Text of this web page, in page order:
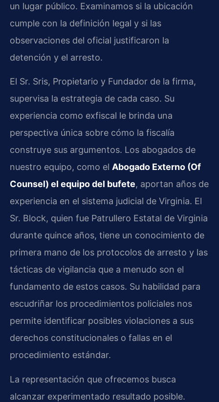
un lugar público. Examinamos si la ubicación
cumple con la definición legal y si las
observaciones del oficial justificaron la
detención y el arresto.
El Sr. Sris, Propietario y Fundador de la firma,
supervisa la estrategia de cada caso. Su
experiencia como exfiscal le brinda una
perspectiva única sobre cómo la fiscalía
construye sus argumentos. Los abogados de
nuestro equipo, como el Abogado Externo (Of
Counsel) el equipo del bufete, aportan años de
experiencia en el sistema judicial de Virginia. El
Sr. Block, quien fue Patrullero Estatal de Virginia
durante quince años, tiene un conocimiento de
primera mano de los protocolos de arresto y las
tácticas de vigilancia que a menudo son el
fundamento de estos casos. Su habilidad para
escudriñar los procedimientos policiales nos
permite identificar posibles violaciones a sus
derechos constitucionales o fallas en el
procedimiento estándar.
La representación que ofrecemos busca
alcanzar experimentado resultado posible.